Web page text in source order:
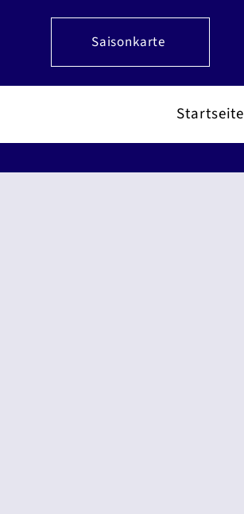
Saisonkarte
Startseite